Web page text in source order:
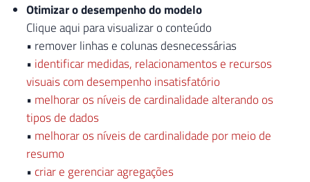
Otimizar o desempenho do modelo
Clique aqui para visualizar o conteúdo
• remover linhas e colunas desnecessárias
• identificar medidas, relacionamentos e recursos
visuais com desempenho insatisfatório
• melhorar os níveis de cardinalidade alterando os
tipos de dados
• melhorar os níveis de cardinalidade por meio de
resumo
• criar e gerenciar agregações